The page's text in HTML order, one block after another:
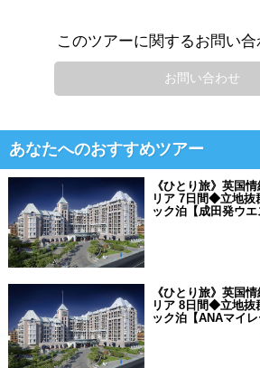
このツアーに関するお問い
お問い合わせ
あなたへのおすすめツアー
《ひとり旅》英国
リア 7日間◆立地抜
ック泊【成田発ウ
《ひとり旅》英国
リア 8日間◆立地抜
ック泊【ANAマイ